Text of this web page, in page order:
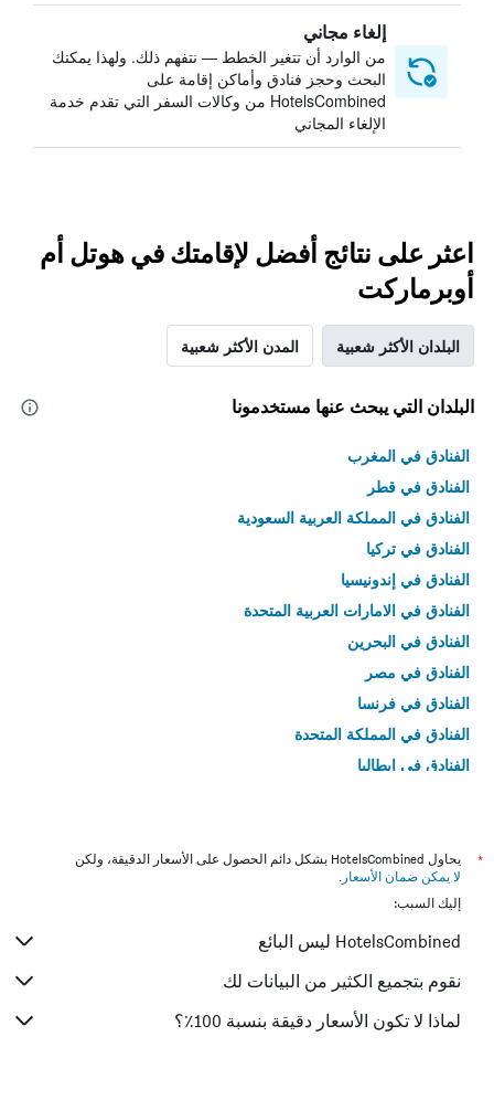
إلغاء مجاني
من الوارد أن تتغير الخطط — نتفهم ذلك. ولهذا يمكنك
البحث وحجز فنادق وأماكن إقامة على
HotelsCombined من وكالات السفر التي تقدم خدمة
الإلغاء المجاني
اعثر على نتائج أفضل لإقامتك في هوتل أم
أوبرماركت
البلدان الأكثر شعبية المدن الأكثر شعبية
البلدان التي يبحث عنها مستخدمونا
الفنادق في المغرب
الفنادق في قطر
الفنادق في المملكة العربية السعودية
الفنادق في تركيا
الفنادق في إندونيسيا
الفنادق في الامارات العربية المتحدة
الفنادق في البحرين
الفنادق في مصر
الفنادق في فرنسا
الفنادق في المملكة المتحدة
الفنادق في إيطاليا
*
يحاول HotelsCombined بشكل دائم الحصول على الأسعار الدقيقة، ولكن
لا يمكن ضمان الأسعار .
إليك السبب:
HotelsCombined ليس البائع
نقوم بتجميع الكثير من البيانات لك
لماذا لا تكون الأسعار دقيقة بنسبة 100٪؟